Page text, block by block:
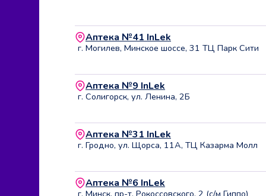
Аптека №41 InLek
г. Могилев, Минское шоссе, 31 ТЦ Парк Сити
Аптека №9 InLek
г. Солигорск, ул. Ленина, 2Б
Аптека №31 InLek
г. Гродно, ул. Щорса, 11А, ТЦ Казарма Молл
Аптека №6 InLek